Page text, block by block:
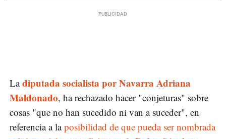
Ladiputada socialista por Navarra Adriana
Maldonado, ha rechazado hacer "conjeturas" sobre
cosas "que no han sucedido ni van a suceder", en
referencia a laposibilidad de que pueda ser nombrada